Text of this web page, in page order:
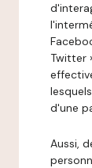
Twitter
d'une
Aussi,